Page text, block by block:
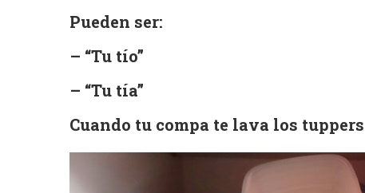
Pueden ser:
– “Tu tío”
– “Tu tía”
Cuando tu compa te lava los tuppers